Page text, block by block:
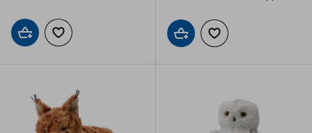
Добави в кошницата
Добави към списъка с любимиДобави в кошницата
Добави към